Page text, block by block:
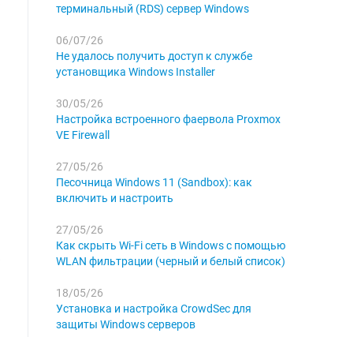
терминальный (RDS) сервер Windows
06/07/26
Не удалось получить доступ к службе
установщика Windows Installer
30/05/26
Настройка встроенного фаервола Proxmox
VE Firewall
27/05/26
Песочница Windows 11 (Sandbox): как
включить и настроить
27/05/26
Как скрыть Wi-Fi сеть в Windows с помощью
WLAN фильтрации (черный и белый список)
18/05/26
Установка и настройка CrowdSec для
защиты Windows серверов